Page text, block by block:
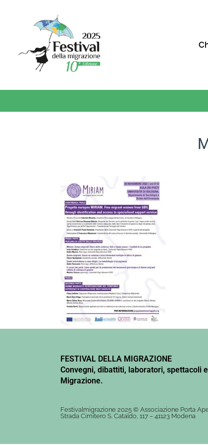
FESTIVAL DELLA MIGRAZIONE
Convegni, dibattiti, laboratori, spettacoli
Migrazione.
Festivalmigrazione 2025 © Associazione Porta
Strada Cimitero S. Cataldo, 117 – 41123 Modena